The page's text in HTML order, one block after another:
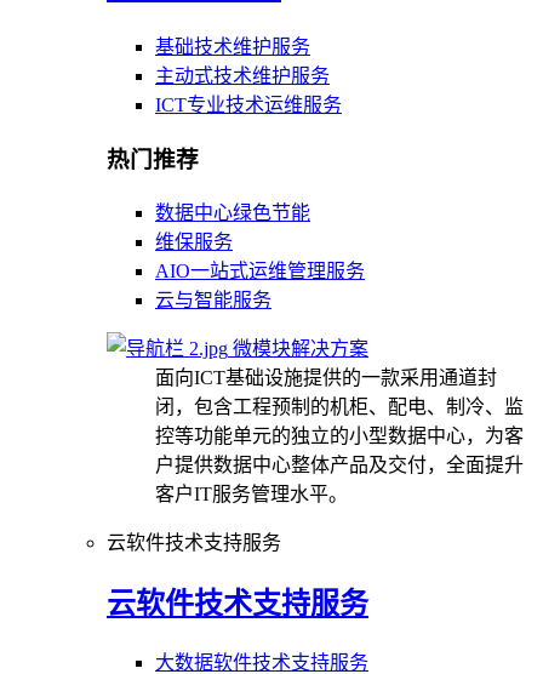
基础技术维护服务
主动式技术维护服务
ICT专业技术运维服务
热门推荐
数据中心绿色节能
维保服务
AIO一站式运维管理服务
云与智能服务
微模块解决方案
面向ICT基础设施提供的一款采用通道封
闭，包含工程预制的机柜、配电、制冷、监
控等功能单元的独立的小型数据中心，为客
户提供数据中心整体产品及交付，全面提升
客户IT服务管理水平。
云软件技术支持服务
云软件技术支持服务
大数据软件技术支持服务